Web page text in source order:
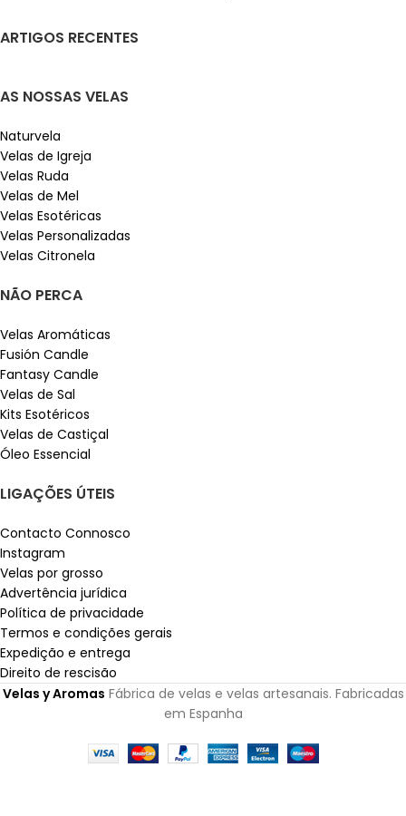
ARTIGOS RECENTES
AS NOSSAS VELAS
Naturvela
Velas de Igreja
Velas Ruda
Velas de Mel
Velas Esotéricas
Velas Personalizadas
Velas Citronela
NÃO PERCA
Velas Aromáticas
Fusión Candle
Fantasy Candle
Velas de Sal
Kits Esotéricos
Velas de Castiçal
Óleo Essencial
LIGAÇÕES ÚTEIS
Contacto Connosco
Instagram
Velas por grosso
Advertência jurídica
Política de privacidade
Termos e condições gerais
Expedição e entrega
Direito de rescisão
Velas y Aromas Fábrica de velas e velas artesanais. Fabricadas
em Espanha